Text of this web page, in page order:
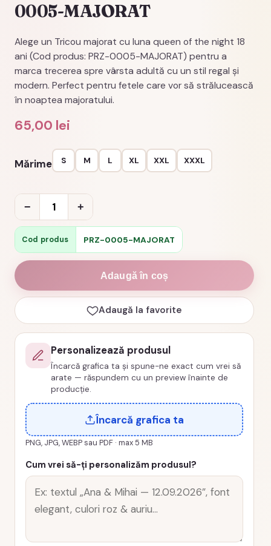
0005-MAJORAT
Alege un Tricou majorat cu luna queen of the night 18
ani (Cod produs: PRZ-0005-MAJORAT) pentru a
marca trecerea spre vârsta adultă cu un stil regal și
modern. Perfect pentru fetele care vor să strălucească
în noaptea majoratului.
65,00 lei
Mărime S M L XL XXL XXXL
−
Cantitate
Tricou
majorat
cu
luna
queen
of
the
night
PRZ-
0005-
MAJORAT
+
Cod produs PRZ-0005-MAJORAT
Adaugă în coș
Adaugă la favorite
Personalizează produsul
Încarcă grafica ta și spune-ne exact cum vrei să
arate — răspundem cu un preview înainte de
producție.
Încarcă grafica ta
PNG, JPG, WEBP sau PDF · max 5 MB
Cum vrei să-ți personalizăm produsul?